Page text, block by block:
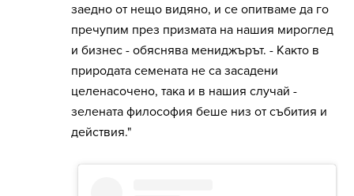
заедно от нещо видяно, и се опитваме да го
пречупим през призмата на нашия мироглед
и бизнес - обяснява мениджърът. - Както в
природата семената не са засадени
целенасочено, така и в нашия случай -
зелената философия беше низ от събития и
действия."